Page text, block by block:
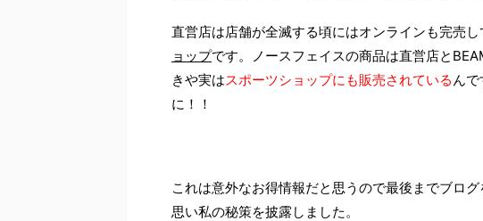
直営店は店舗が全滅する頃にはオンラインも完売
ョップです。ノースフェイスの商品は直営店と
きや実はスポーツショップにも販売されているん
に！！
これは意外なお得情報だと思うので最後までブロ
思い私の秘策を披露しました。